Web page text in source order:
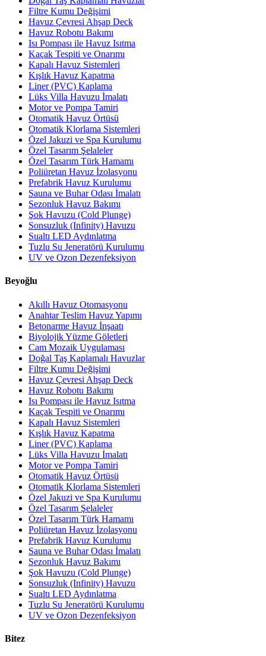
Filtre Kumu Değişimi
Havuz Çevresi Ahşap Deck
Havuz Robotu Bakımı
Isı Pompası ile Havuz Isıtma
Kaçak Tespiti ve Onarımı
Kapalı Havuz Sistemleri
Kışlık Havuz Kapatma
Liner (PVC) Kaplama
Lüks Villa Havuzu İmalatı
Motor ve Pompa Tamiri
Otomatik Havuz Örtüsü
Otomatik Klorlama Sistemleri
Özel Jakuzi ve Spa Kurulumu
Özel Tasarım Şelaleler
Özel Tasarım Türk Hamamı
Poliüretan Havuz İzolasyonu
Prefabrik Havuz Kurulumu
Sauna ve Buhar Odası İmalatı
Sezonluk Havuz Bakımı
Şok Havuzu (Cold Plunge)
Sonsuzluk (Infinity) Havuzu
Sualtı LED Aydınlatma
Tuzlu Su Jeneratörü Kurulumu
UV ve Ozon Dezenfeksiyon
Beyoğlu
Akıllı Havuz Otomasyonu
Anahtar Teslim Havuz Yapımı
Betonarme Havuz İnşaatı
Biyolojik Yüzme Göletleri
Cam Mozaik Uygulaması
Doğal Taş Kaplamalı Havuzlar
Filtre Kumu Değişimi
Havuz Çevresi Ahşap Deck
Havuz Robotu Bakımı
Isı Pompası ile Havuz Isıtma
Kaçak Tespiti ve Onarımı
Kapalı Havuz Sistemleri
Kışlık Havuz Kapatma
Liner (PVC) Kaplama
Lüks Villa Havuzu İmalatı
Motor ve Pompa Tamiri
Otomatik Havuz Örtüsü
Otomatik Klorlama Sistemleri
Özel Jakuzi ve Spa Kurulumu
Özel Tasarım Şelaleler
Özel Tasarım Türk Hamamı
Poliüretan Havuz İzolasyonu
Prefabrik Havuz Kurulumu
Sauna ve Buhar Odası İmalatı
Sezonluk Havuz Bakımı
Şok Havuzu (Cold Plunge)
Sonsuzluk (Infinity) Havuzu
Sualtı LED Aydınlatma
Tuzlu Su Jeneratörü Kurulumu
UV ve Ozon Dezenfeksiyon
Bitez